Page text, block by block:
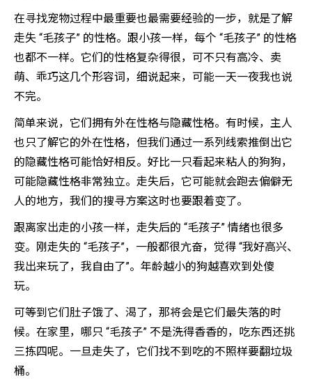
在寻找宠物过程中最重要也最需要经验的一步，就是了解
走失 “毛孩子” 的性格。跟小孩一样，每个 “毛孩子” 的性格
也都不一样。它们的性格复杂得很，可不只有高冷、卖
萌、乖巧这几个形容词，细说起来，可能一天一夜我也说
不完。
简单来说，它们拥有外在性格与隐藏性格。有时候，主人
也只了解它的外在性格，但我们通过一系列线索推倒出它
的隐藏性格可能恰好相反。好比一只看起来粘人的狗狗，
可能隐藏性格非常独立。走失后，它可能就会跑去偏僻无
人的地方，我们的搜寻方案这时也要跟着变了。
跟离家出走的小孩一样，走失后的 “毛孩子” 情绪也很多
变。刚走失的 “毛孩子”，一般都很亢奋，觉得 “我好高兴、
我出来玩了，我自由了”。年龄越小的狗越喜欢到处傻
玩。
可等到它们肚子饿了、渴了，那将会是它们最失落的时
候。在家里，哪只 “毛孩子” 不是洗得香香的，吃东西还挑
三拣四呢。一旦走失了，它们找不到吃的不照样要翻垃圾
桶。